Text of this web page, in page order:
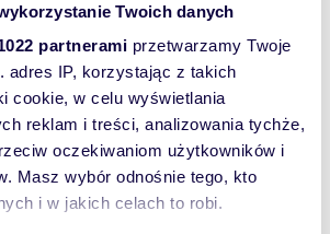
Twoich danych
partnerami przetwarzamy Twoje
adres IP, korzystając z takich
cookie, w celu wyświetlania
reklam i treści, analizowania tychże,
oczekiwaniom użytkowników i
Masz wybór odnośnie tego, kto
i w jakich celach to robi.
renaissance tenement house
renovated in 2020. The building is
successively—the housing
a comprehensive renovation
in the near future, further
property's standard.